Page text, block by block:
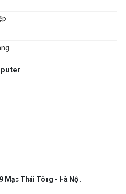
Mạc Thái Tông - Hà Nội.